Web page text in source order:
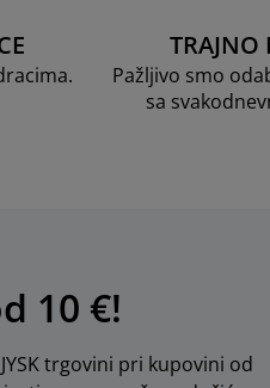
TRAJNO
Pažljivo smo
sa
10 €!
trgovini pri kupovini od